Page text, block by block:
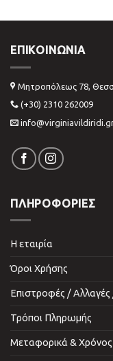
ΕΠΙΚΟΙΝΩΝΊΑ
Μητροπόλεως 78,
(+30) 2310 262009
ΠΛΗΡΟΦΟΡΙΕΣ
Η εταιρία
Όροι Χρήσης
Επιστροφές /
Τρόποι Πληρωμής
Μεταφορικά &